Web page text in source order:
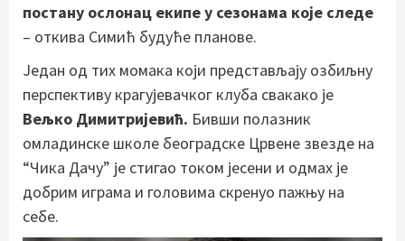
постану ослонац екипе у сезонама које следе
– откива Симић будуће планове.
Један од тих момака који представљају озбиљну
перспективу крагујевачког клуба свакако је
Вељко Димитријевић. Бивши полазник
омладинске школе београдске Црвене звезде на
“Чика Дачу” је стигао током јесени и одмах је
добрим играма и головима скренуо пажњу на
себе.